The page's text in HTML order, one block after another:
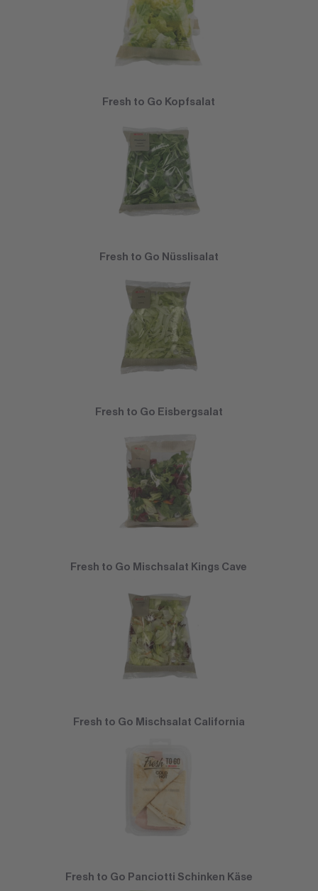
Fresh to Go Kopfsalat
Fresh to Go Nüsslisalat
Fresh to Go Eisbergsalat
Fresh to Go Mischsalat Kings Cave
Fresh to Go Mischsalat California
Fresh to Go Panciotti Schinken Käse